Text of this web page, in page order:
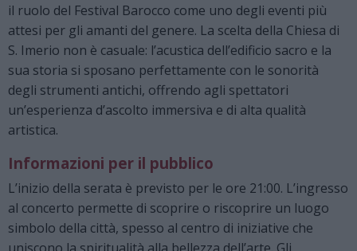
il ruolo del Festival Barocco come uno degli eventi più
attesi per gli amanti del genere. La scelta della Chiesa di
S. Imerio non è casuale: l’acustica dell’edificio sacro e la
sua storia si sposano perfettamente con le sonorità
degli strumenti antichi, offrendo agli spettatori
un’esperienza d’ascolto immersiva e di alta qualità
artistica.
Informazioni per il pubblico
L’inizio della serata è previsto per le ore 21:00. L’ingresso
al concerto permette di scoprire o riscoprire un luogo
simbolo della città, spesso al centro di iniziative che